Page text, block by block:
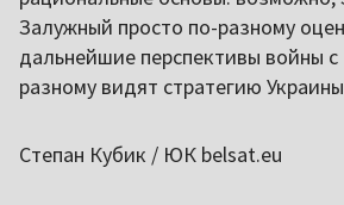
Залужный просто по-разному
дальнейшие перспективы войны
разному видят стратегию
Степан Кубик / ЮК belsat.eu